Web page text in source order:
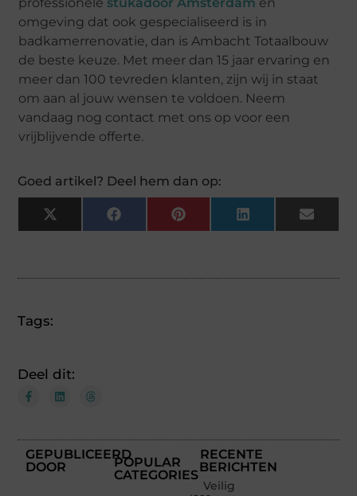
omgeving dat ook gespecialiseerd is in
badkamerrenovatie, dan is Ambacht Totaalbouw
de beste keuze. Met meer dan 15 jaar ervaring en
meer dan 100 tevreden klanten, zijn wij in staat
om aan al jouw wensen te voldoen. Neem
vandaag nog contact met ons op voor een
vrijblijvende offerte.
Goed artikel? Deel hem dan op:
X
(Twitter)
FacebookPinterestLinkedInEmail
Tags:
Deel dit:
GEPUBLICEERD
DOOR
POPULAR
CATEGORIES
RECENTE
BERICHTEN
Veilig